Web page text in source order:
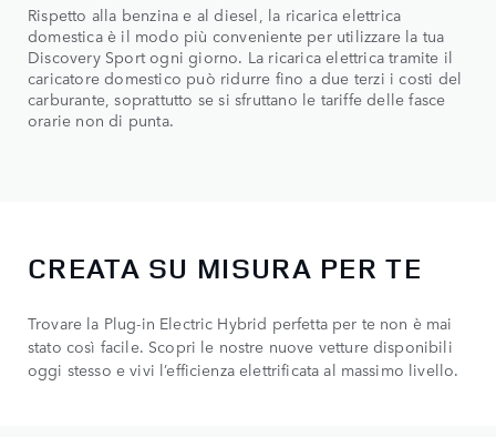
Rispetto alla benzina e al diesel, la ricarica elettrica
domestica è il modo più conveniente per utilizzare la tua
Discovery Sport ogni giorno. La ricarica elettrica tramite il
caricatore domestico può ridurre fino a due terzi i costi del
carburante, soprattutto se si sfruttano le tariffe delle fasce
orarie non di punta.
CREATA SU MISURA PER TE
Trovare la Plug-in Electric Hybrid perfetta per te non è mai
stato così facile. Scopri le nostre nuove vetture disponibili
oggi stesso e vivi l’efficienza elettrificata al massimo livello.